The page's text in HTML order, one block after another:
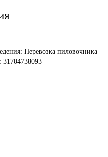
Перевозка пиловочника
31704738093